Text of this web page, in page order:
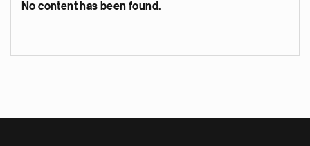
No content has been found.